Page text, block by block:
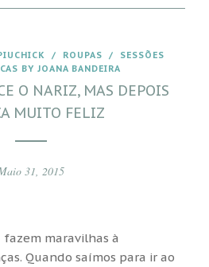
/ ROUPAS / SESSÕES
BY JOANA BANDEIRA
O NARIZ, MAS DEPOIS
MUITO FELIZ
31, 2015
maravilhas à
Quando saímos para ir ao